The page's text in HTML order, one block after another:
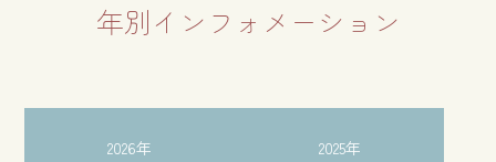
年別インフォメーション
2026年 2025年